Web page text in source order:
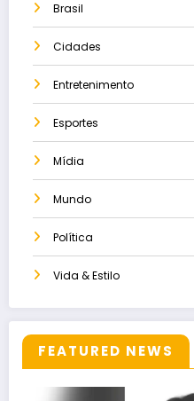
Brasil
Cidades
Entretenimento
Esportes
Mídia
Mundo
Política
Vida & Estilo
FEATURED NEWS